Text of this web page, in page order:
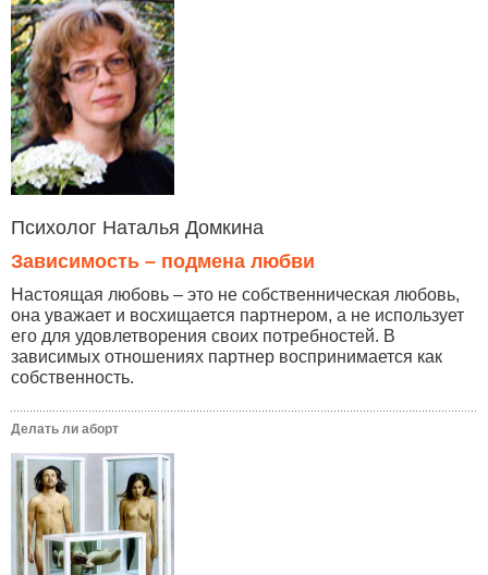
Психолог Наталья Домкина
Зависимость – подмена любви
Настоящая любовь – это не собственническая любовь,
она уважает и восхищается партнером, а не использует
его для удовлетворения своих потребностей. В
зависимых отношениях партнер воспринимается как
собственность.
Делать ли аборт